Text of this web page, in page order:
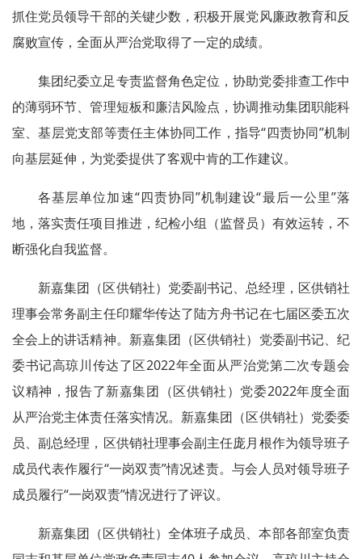
抓住党员领导干部的关键少数，积极开展党风廉政教育和反
腐败宣传，全面从严治党取得了一定的成绩。
集团纪委立足专责监督角色定位，协助党委排查工作中
的薄弱环节、管理短板和廉洁风险点，协调推动集团职能科
室、基层党支部等责任主体协同工作，指导“四责协同”机制
向基层延伸，为党委提供了客观中肯的工作建议。
各基层单位加速“四责协同”机制建设“最后一公里”落
地，落实责任项目推进，纪检小组（监督员）有效运转，不
断强化自我监督。
新嘉集团（区供销社）党委副书记、总经理，区供销社
理事会常务副主任印耀华传达了陆方舟书记在七届区委五次
全会上的讲话精神。新嘉集团（区供销社）党委副书记、纪
委书记高琼川传达了区2022年全面从严治党第二次专题会
议精神，报告了新嘉集团（区供销社）党委2022年度全面
从严治党主体责任落实情况。新嘉集团（区供销社）党委委
员、副总经理，区供销社理事会副主任庞月根作为领导班子
成员代表作履行“一岗双责”情况述责。与会人员对领导班子
成员履行“一岗双责”情况进行了评议。
新嘉集团（区供销社）全体班子成员、本部各部室负责